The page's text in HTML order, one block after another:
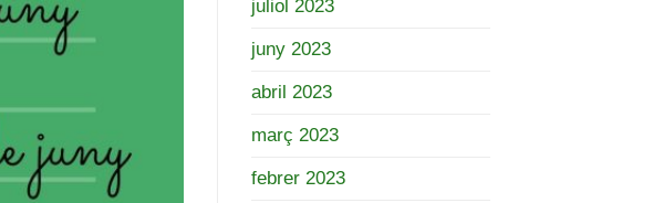
juliol 2023
juny 2023
abril 2023
març 2023
febrer 2023